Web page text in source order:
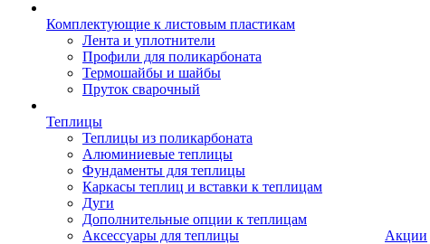
Комплектующие к листовым пластикам
Лента и уплотнители
Профили для поликарбоната
Термошайбы и шайбы
Пруток сварочный
Теплицы
Теплицы из поликарбоната
Алюминиевые теплицы
Фундаменты для теплицы
Каркасы теплиц и вставки к теплицам
Дуги
Дополнительные опции к теплицам
Аксессуары для теплицы
Акции